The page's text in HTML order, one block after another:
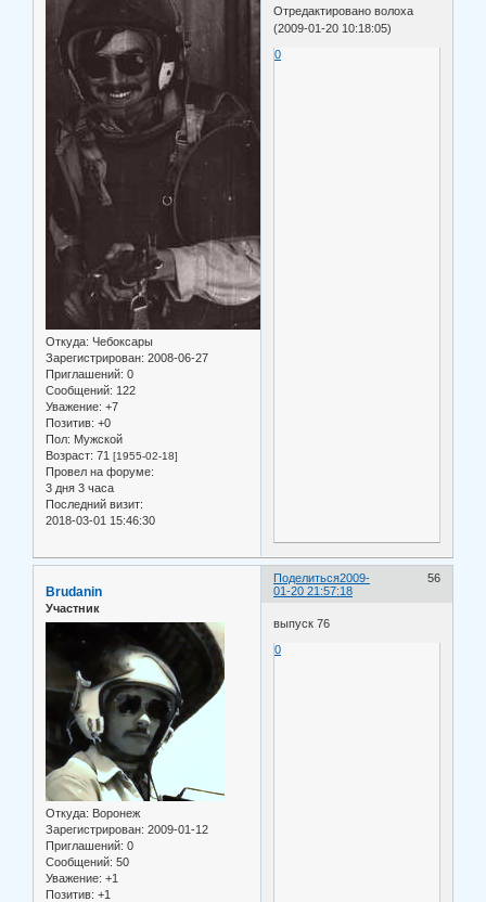
Откуда: Чебоксары
Зарегистрирован: 2008-06-27
Приглашений: 0
Сообщений: 122
Уважение: +7
Позитив: +0
Пол: Мужской
Возраст: 71 [1955-02-18]
Провел на форуме:
3 дня 3 часа
Последний визит:
2018-03-01 15:46:30
Отредактировано волоха
(2009-01-20 10:18:05)
0
Поделиться 56
2009-
01-20 21:57:18
Brudanin
Участник
Откуда: Воронеж
Зарегистрирован: 2009-01-12
Приглашений: 0
Сообщений: 50
Уважение: +1
Позитив: +1
выпуск 76
0